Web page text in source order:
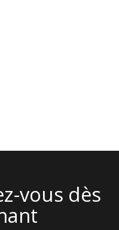
vous dès